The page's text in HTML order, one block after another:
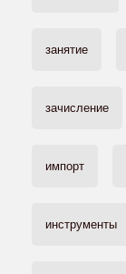
занятие
зачисление
импорт
инструменты